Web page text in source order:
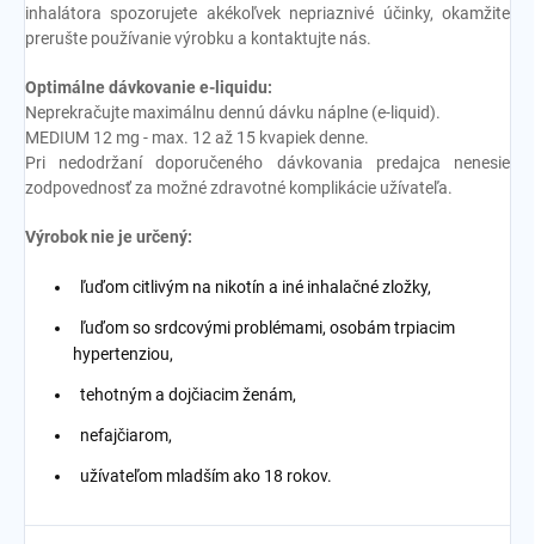
inhalátora spozorujete akékoľvek nepriaznivé účinky, okamžite
prerušte používanie výrobku a kontaktujte nás.
Optimálne dávkovanie e-liquidu:
Neprekračujte maximálnu dennú dávku náplne (e-liquid).
MEDIUM 12 mg - max. 12 až 15 kvapiek denne.
Pri nedodržaní doporučeného dávkovania predajca nenesie
zodpovednosť za možné zdravotné komplikácie užívateľa.
Výrobok nie je určený:
ľuďom citlivým na nikotín a iné inhalačné zložky,
ľuďom so srdcovými problémami, osobám trpiacim
hypertenziou,
tehotným a dojčiacim ženám,
nefajčiarom,
užívateľom mladším ako 18 rokov.